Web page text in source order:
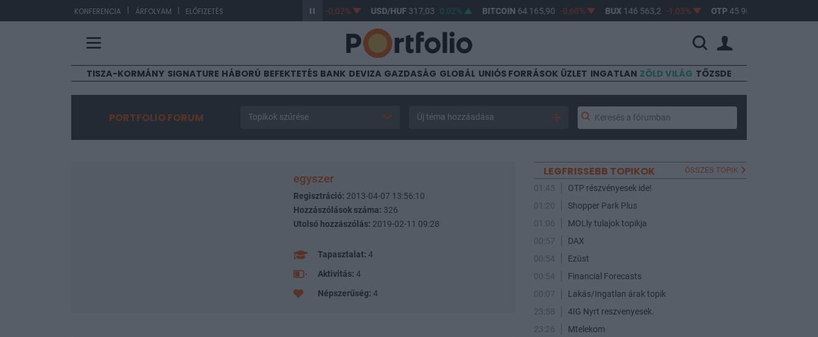
KONFERENCIA | ÁRFOLYAM | ELŐFIZETÉS -0,02% USD/HUF317,03 0,02% BITCOIN64 165,90 -0,68% BUX146 563,2 -1,03% OTP45 900 -1,82%
TISZA-KORMÁNY SIGNATURE HÁBORÚ BEFEKTETÉS BANK DEVIZA GAZDASÁG GLOBÁL UNIÓS FORRÁSOK ÜZLET INGATLAN ZÖLD VILÁG TŐZSDE
PORTFOLIO FORUM Topikok szűrése Új téma hozzáadása
egyszer
Regisztráció: 2013-04-07 13:56:10
Hozzászólások száma: 326
Utolsó hozzászólás: 2019-02-11 09:28
Tapasztalat: 4
Aktivitás: 4
Népszerűség: 4
LEGFRISSEBB TOPIKOK ÖSSZES TOPIK
01:45
OTP részvényesek ide!
01:20
Shopper Park Plus
01:06
MOLly tulajok topikja
00:57
DAX
00:54
Ezüst
00:54
Financial Forecasts
00:07
Lakás/Ingatlan árak topik
23:58
4IG Nyrt reszvenyesek.
23:26
Mtelekom